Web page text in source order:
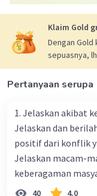
Klaim Gold
Dengan Gold
sepuasnya,
Pertanyaan serupa
1. Jelaskan akibat
Jelaskan dan
positif dari konflik
Jelaskan macam-
keberagaman
Mengapa dalam
40 4.0